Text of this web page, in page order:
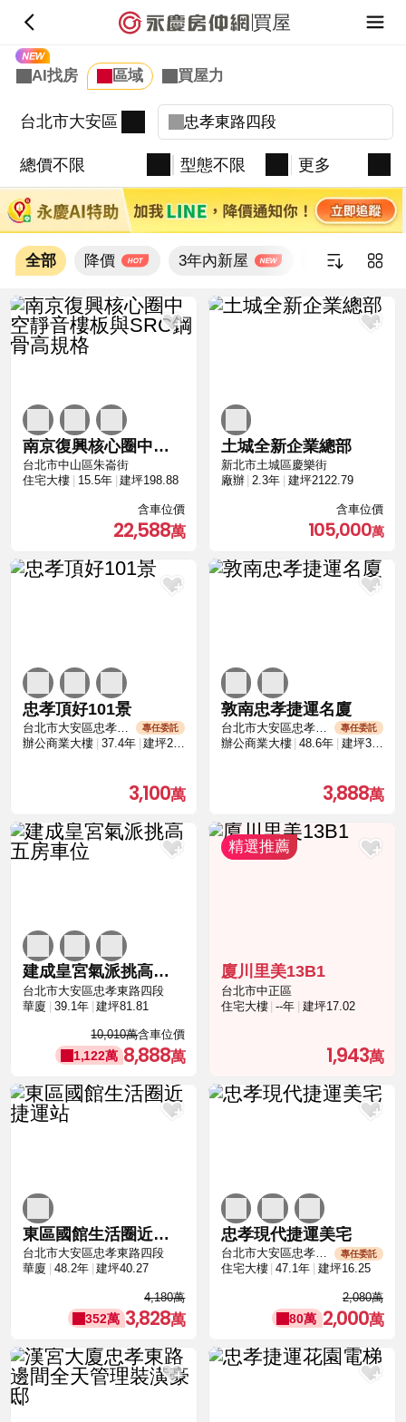
買屋
台北市大安區
總價不限 型態不限 更多
全部 降價 3年內新屋 新上架
南京復興核心圈中空靜音樓板與SRC鋼骨高規格
台北市中山區朱崙街
住宅大樓
15.5年 建坪198.88
含車位價
22,588
土城全新企業總部
新北市土城區慶樂街
廠辦
2.3年 建坪2122.79
含車位價
105,000
忠孝頂好101景
專任委託
辦公商業大樓 37.4年 建坪27.39
3,100
敦南忠孝捷運名廈
台北市大安區忠孝東路四段 專任委託
辦公商業大樓 48.6年 建坪37.51
3,888
建成皇宮氣派挑高五房車位
台北市大安區忠孝東路四段
華廈
39.1年 建坪81.81
10,010萬含車位價
1,122萬 8,888
廈川里美13B1
台北市中正區
住宅大樓
--年 建坪17.02
1,943
東區國館生活圈近捷運站
台北市大安區忠孝東路四段
華廈
48.2年 建坪40.27
4,180萬
352萬 3,828
忠孝現代捷運美宅
台北市大安區忠孝東路四段 專任委託
住宅大樓 47.1年 建坪16.25
2,080萬
80萬 2,000